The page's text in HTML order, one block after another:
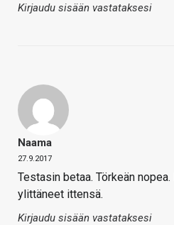
Kirjaudu sisään vastataksesi
Naama
27.9.2017
Testasin betaa. Törkeän
ylittäneet ittensä.
Kirjaudu sisään vastataksesi